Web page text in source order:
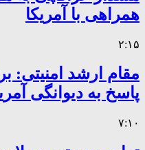
همراهی با آمریکا
۲:۱۵
مقام ارشد امنیتی:
پاسخ به دیوانگی
۷:۱۰